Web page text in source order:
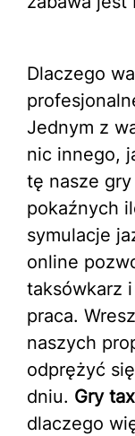
Dlaczego
Jednym z
nic innego,
tę nasze
pokaźnych
symulacje
online
taksówkarz
praca.
naszych
odprężyć
dniu. Gry
dlaczego